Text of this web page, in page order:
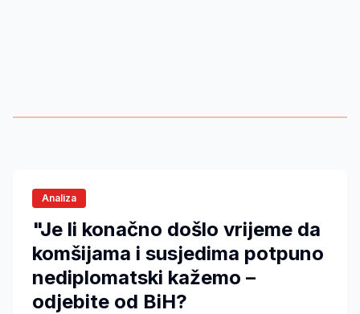
Analiza
"Je li konačno došlo vrijeme da
komšijama i susjedima potpuno
nediplomatski kažemo –
odjebite od BiH?